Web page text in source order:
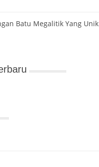
Batu Megalitik Yang Unik